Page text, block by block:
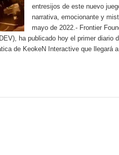
entresijos de este nuevo
narrativa, emocionante y
mayo de 2022.- Frontier
ha publicado hoy el primer diario
de KeokeN Interactive que llegará